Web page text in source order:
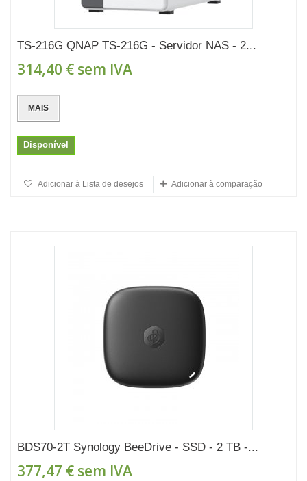
TS-216G QNAP TS-216G - Servidor NAS - 2...
314,40 € sem IVA
MAIS
Disponível
Adicionar à Lista de desejos Adicionar à comparação
BDS70-2T Synology BeeDrive - SSD - 2 TB -...
377,47 € sem IVA